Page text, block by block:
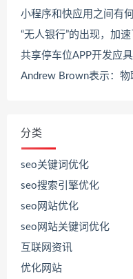
小程序和快应用之间有
“无人银行”的出现，加
共享停车位APP开发应
Andrew Brown表示：
分类
seo关键词优化
seo搜索引擎优化
seo网站优化
seo网站关键词优化
互联网资讯
优化网站